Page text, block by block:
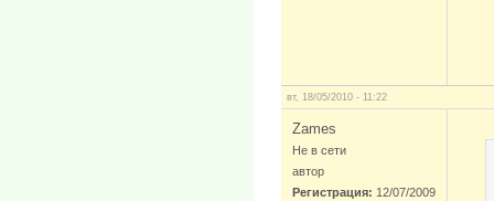
вт, 18/05/2010 - 11:22
Zames
Не в сети
автор
Регистрация: 12/07/2009